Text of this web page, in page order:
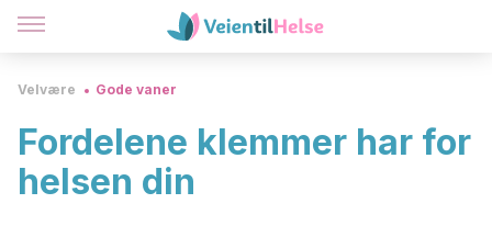
Velvære Gode vaner
Fordelene klemmer har for
helsen din